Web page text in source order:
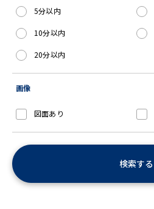
5分以内
10分以内
20分以内
画像
図面あり
検索する